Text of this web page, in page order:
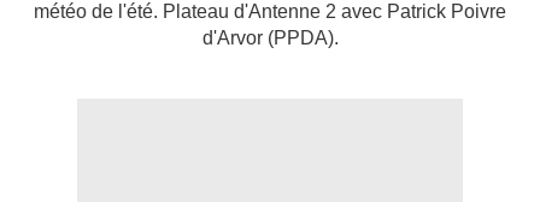
météo de l'été. Plateau d'Antenne 2 avec Patrick Poivre
d'Arvor (PPDA).